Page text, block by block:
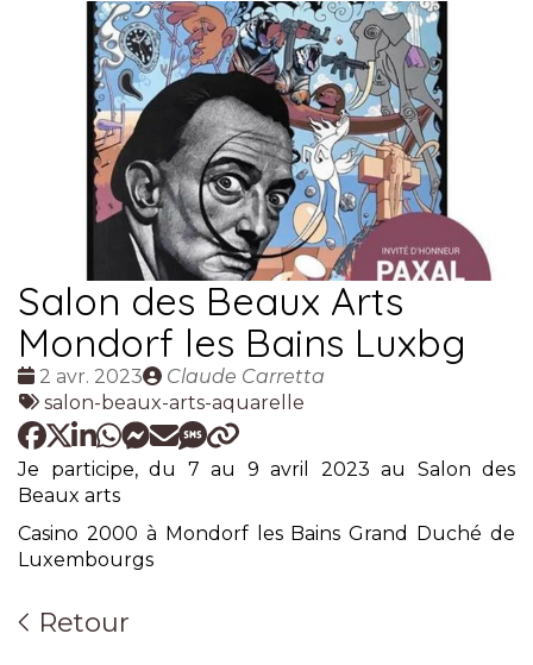
Salon des Beaux Arts
Mondorf les Bains Luxbg
Date
:
2 avr. 2023
Publié
par
Claude Carretta
Tags
:
salon-beaux-arts-aquarelle
Je participe, du 7 au 9 avril 2023 au Salon des
Beaux arts
Casino 2000 à Mondorf les Bains Grand Duché de
Luxembourgs
Retour